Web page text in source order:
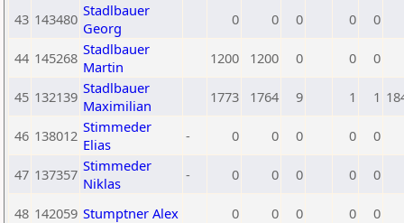
43 143480 Stadlbauer
Georg
0 0 0 0 0
44 145268 Stadlbauer
Martin
1200 1200 0 0 0
45 132139 Stadlbauer
Maximilian
1773 1764 9 1 1
46 138012 Stimmeder
Elias
- 0 0 0 0 0
47 137357 Stimmeder
Niklas
- 0 0 0 0 0
48 142059 Stumptner Alex 0 0 0 0 0